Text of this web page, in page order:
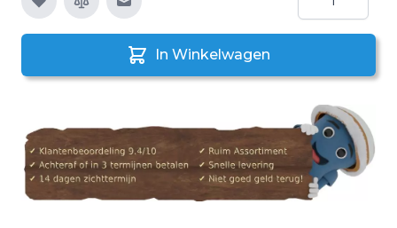
E-mail naar een vriend
In Winkelwagen